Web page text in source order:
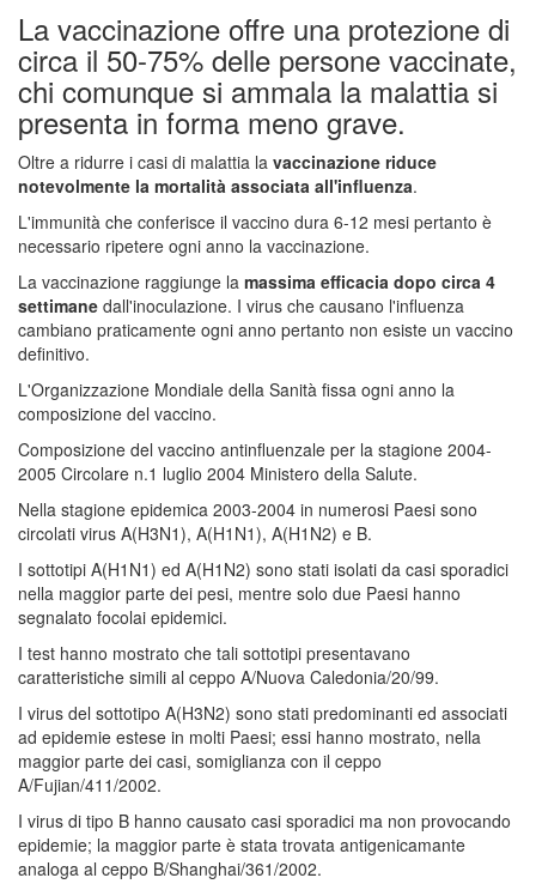
La vaccinazione offre una protezione di
circa il 50-75% delle persone vaccinate,
chi comunque si ammala la malattia si
presenta in forma meno grave.
Oltre a ridurre i casi di malattia la vaccinazione riduce
notevolmente la mortalità associata all'influenza.
L'immunità che conferisce il vaccino dura 6-12 mesi pertanto è
necessario ripetere ogni anno la vaccinazione.
La vaccinazione raggiunge la massima efficacia dopo circa 4
settimane dall'inoculazione. I virus che causano l'influenza
cambiano praticamente ogni anno pertanto non esiste un vaccino
definitivo.
L'Organizzazione Mondiale della Sanità fissa ogni anno la
composizione del vaccino.
Composizione del vaccino antinfluenzale per la stagione 2004-
2005 Circolare n.1 luglio 2004 Ministero della Salute.
Nella stagione epidemica 2003-2004 in numerosi Paesi sono
circolati virus A(H3N1), A(H1N1), A(H1N2) e B.
I sottotipi A(H1N1) ed A(H1N2) sono stati isolati da casi sporadici
nella maggior parte dei pesi, mentre solo due Paesi hanno
segnalato focolai epidemici.
I test hanno mostrato che tali sottotipi presentavano
caratteristiche simili al ceppo A/Nuova Caledonia/20/99.
I virus del sottotipo A(H3N2) sono stati predominanti ed associati
ad epidemie estese in molti Paesi; essi hanno mostrato, nella
maggior parte dei casi, somiglianza con il ceppo
A/Fujian/411/2002.
I virus di tipo B hanno causato casi sporadici ma non provocando
epidemie; la maggior parte è stata trovata antigenicamante
analoga al ceppo B/Shanghai/361/2002.